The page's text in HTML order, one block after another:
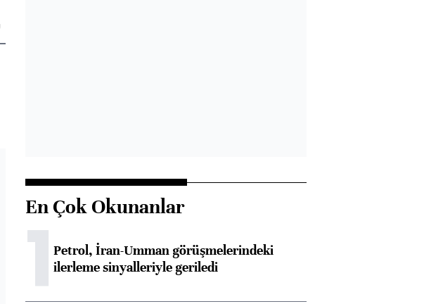
En Çok Okunanlar
1Petrol, İran-Umman görüşmelerindeki
ilerleme sinyalleriyle geriledi